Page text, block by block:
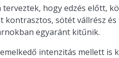
hogy edzés előtt,
kontrasztos, sötét vállrész
egyaránt kitűnik.
intenzitás mellett is